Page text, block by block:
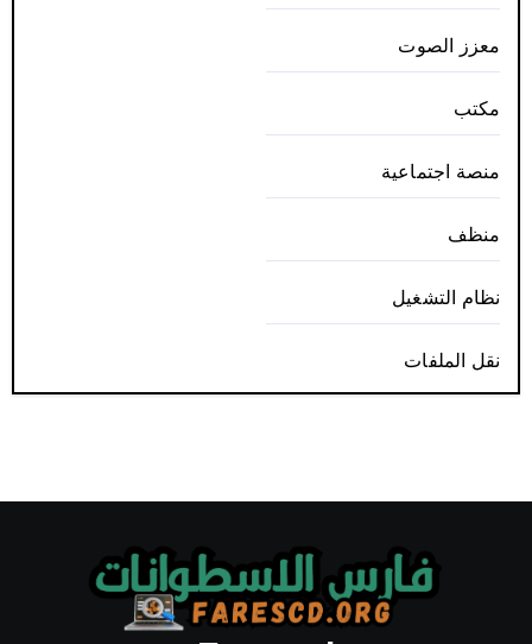
معزز الصوت
مكتب
منصة اجتماعية
منظف
نظام التشغيل
نقل الملفات